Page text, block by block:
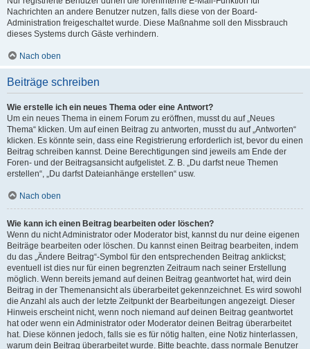
Nachrichten an andere Benutzer nutzen, falls diese von der Board-
Administration freigeschaltet wurde. Diese Maßnahme soll den Missbrauch
dieses Systems durch Gäste verhindern.
Nach oben
Beiträge schreiben
Wie erstelle ich ein neues Thema oder eine Antwort?
Um ein neues Thema in einem Forum zu eröffnen, musst du auf „Neues
Thema“ klicken. Um auf einen Beitrag zu antworten, musst du auf „Antworten“
klicken. Es könnte sein, dass eine Registrierung erforderlich ist, bevor du einen
Beitrag schreiben kannst. Deine Berechtigungen sind jeweils am Ende der
Foren- und der Beitragsansicht aufgelistet. Z. B. „Du darfst neue Themen
erstellen“, „Du darfst Dateianhänge erstellen“ usw.
Nach oben
Wie kann ich einen Beitrag bearbeiten oder löschen?
Wenn du nicht Administrator oder Moderator bist, kannst du nur deine eigenen
Beiträge bearbeiten oder löschen. Du kannst einen Beitrag bearbeiten, indem
du das „Ändere Beitrag“-Symbol für den entsprechenden Beitrag anklickst;
eventuell ist dies nur für einen begrenzten Zeitraum nach seiner Erstellung
möglich. Wenn bereits jemand auf deinen Beitrag geantwortet hat, wird dein
Beitrag in der Themenansicht als überarbeitet gekennzeichnet. Es wird sowohl
die Anzahl als auch der letzte Zeitpunkt der Bearbeitungen angezeigt. Dieser
Hinweis erscheint nicht, wenn noch niemand auf deinen Beitrag geantwortet
hat oder wenn ein Administrator oder Moderator deinen Beitrag überarbeitet
hat. Diese können jedoch, falls sie es für nötig halten, eine Notiz hinterlassen,
warum dein Beitrag überarbeitet wurde. Bitte beachte, dass normale Benutzer